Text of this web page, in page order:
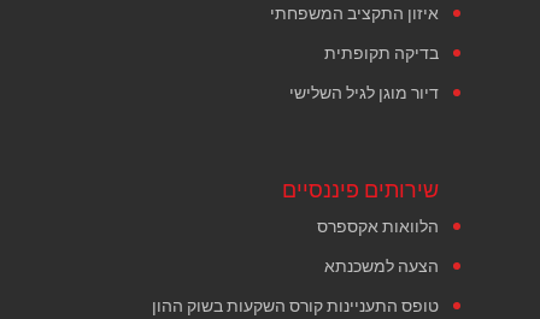
איזון התקציב המשפחתי
בדיקה תקופתית
דיור מוגן לגיל השלישי
שירותים פיננסיים
הלוואות אקספרס
הצעה למשכנתא
טופס התעניינות קורס השקעות בשוק ההון